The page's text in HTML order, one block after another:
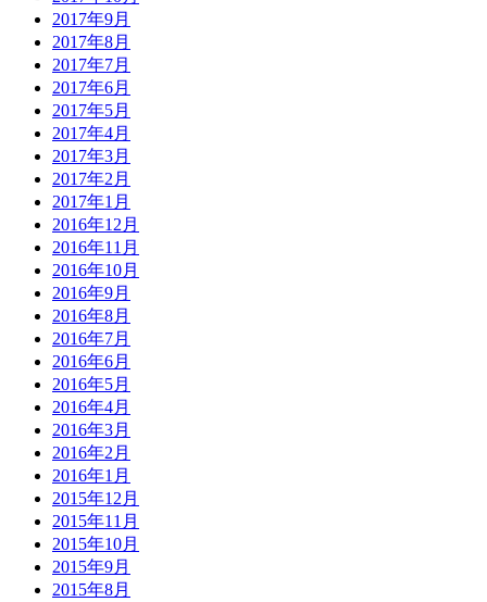
2017年9月
2017年8月
2017年7月
2017年6月
2017年5月
2017年4月
2017年3月
2017年2月
2017年1月
2016年12月
2016年11月
2016年10月
2016年9月
2016年8月
2016年7月
2016年6月
2016年5月
2016年4月
2016年3月
2016年2月
2016年1月
2015年12月
2015年11月
2015年10月
2015年9月
2015年8月